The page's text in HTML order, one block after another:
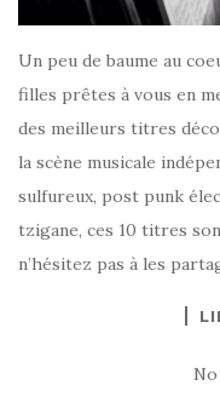
Un peu de baume au
filles prêtes à vous en
des meilleurs titres
la scène musicale
sulfureux, post punk
tzigane, ces 10 titres
n’hésitez pas à les